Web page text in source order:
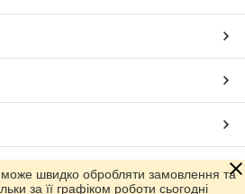
Prom.ua
швидко обробляти замовлення та
за її графіком роботи сьогодні